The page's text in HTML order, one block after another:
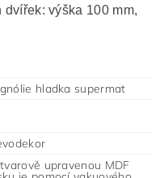
dvířek: výška 100 mm,
hladka supermat
upravenou MDF